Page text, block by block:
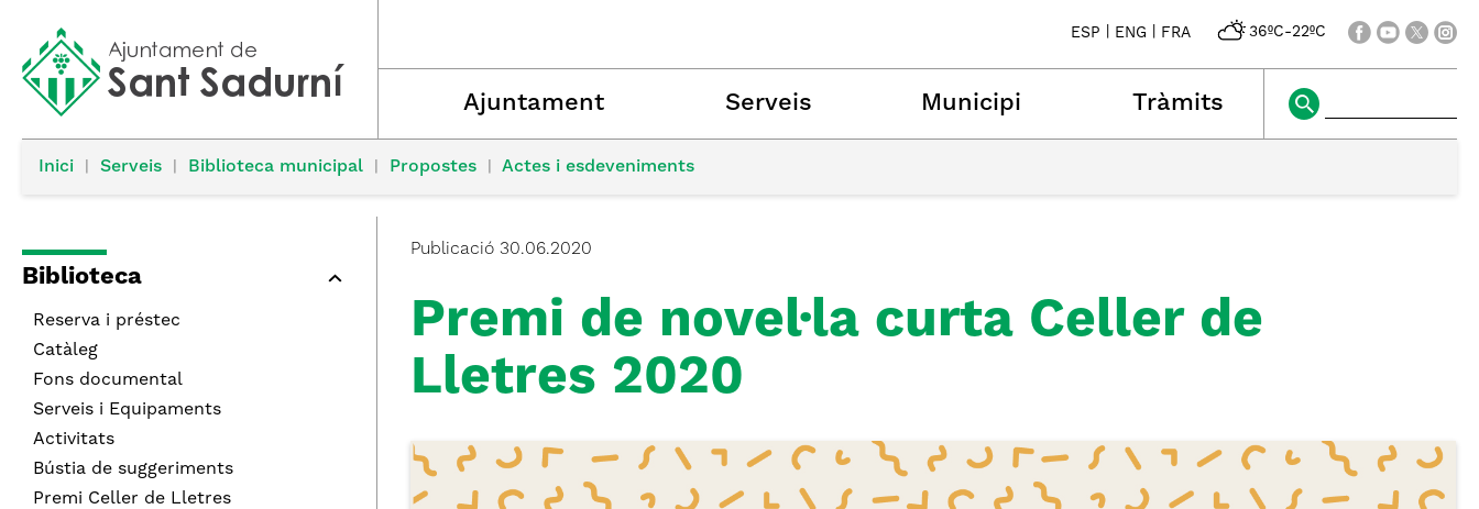
ESP ENG FRA 36ºC-22ºC
Ajuntament Serveis Municipi Tràmits
Inici Serveis Biblioteca municipal Propostes Actes i esdeveniments
Biblioteca
Reserva i préstec
Catàleg
Fons documental
Serveis i Equipaments
Activitats
Bústia de suggeriments
Premi Celler de Lletres
Publicació 30.06.2020
Premi de novel·la curta Celler de
Lletres 2020